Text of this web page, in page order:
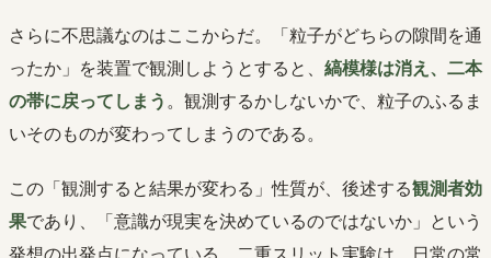
さらに不思議なのはここからだ。「粒子がどちらの隙間を通
ったか」を装置で観測しようとすると、 縞模様は消え、二本
の帯に戻ってしまう 。観測するかしないかで、粒子のふるま
いそのものが変わってしまうのである。
この「観測すると結果が変わる」性質が、後述する観測者効
果であり、「意識が現実を決めているのではないか」という
発想の出発点になっている。二重スリット実験は、日常の常